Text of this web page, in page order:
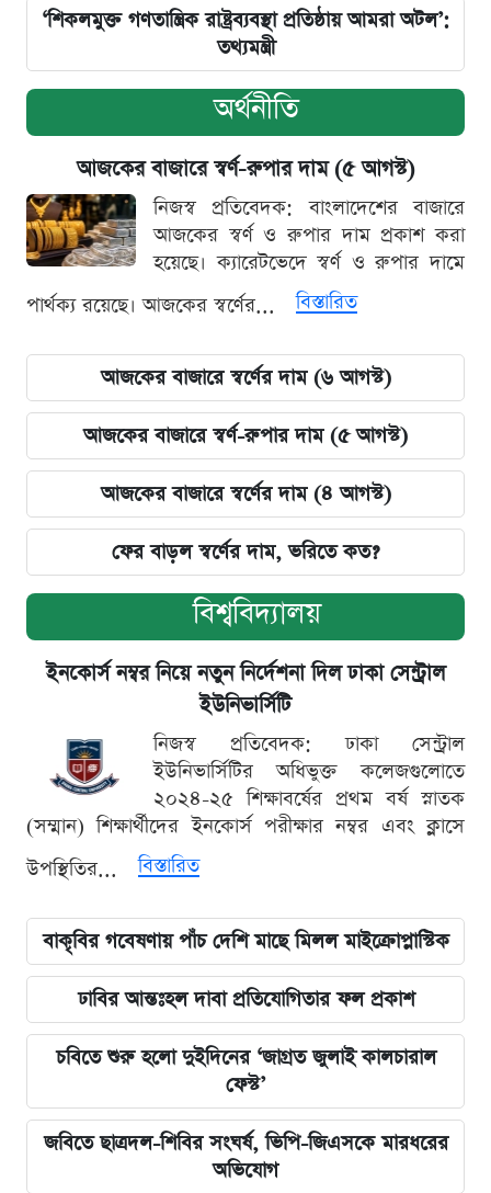
‘শিকলমুক্ত গণতান্ত্রিক রাষ্ট্রব্যবস্থা প্রতিষ্ঠায় আমরা অটল’:
তথ্যমন্ত্রী
অর্থনীতি
আজকের বাজারে স্বর্ণ-রুপার দাম (৫ আগস্ট)
নিজস্ব প্রতিবেদক: বাংলাদেশের বাজারে
আজকের স্বর্ণ ও রুপার দাম প্রকাশ করা
হয়েছে। ক্যারেটভেদে স্বর্ণ ও রুপার দামে
পার্থক্য রয়েছে। আজকের স্বর্ণের...
বিস্তারিত
আজকের বাজারে স্বর্ণের দাম (৬ আগস্ট)
আজকের বাজারে স্বর্ণ-রুপার দাম (৫ আগস্ট)
আজকের বাজারে স্বর্ণের দাম (৪ আগস্ট)
ফের বাড়ল স্বর্ণের দাম, ভরিতে কত?
বিশ্ববিদ্যালয়
ইনকোর্স নম্বর নিয়ে নতুন নির্দেশনা দিল ঢাকা সেন্ট্রাল
ইউনিভার্সিটি
নিজস্ব প্রতিবেদক: ঢাকা সেন্ট্রাল
ইউনিভার্সিটির অধিভুক্ত কলেজগুলোতে
২০২৪-২৫ শিক্ষাবর্ষের প্রথম বর্ষ স্নাতক
(সম্মান) শিক্ষার্থীদের ইনকোর্স পরীক্ষার নম্বর এবং ক্লাসে
উপস্থিতির...
বিস্তারিত
বাকৃবির গবেষণায় পাঁচ দেশি মাছে মিলল মাইক্রোপ্লাস্টিক
ঢাবির আন্তঃহল দাবা প্রতিযোগিতার ফল প্রকাশ
চবিতে শুরু হলো দুইদিনের ‘জাগ্রত জুলাই কালচারাল
ফেস্ট’
জবিতে ছাত্রদল-শিবির সংঘর্ষ, ভিপি-জিএসকে মারধরের
অভিযোগ